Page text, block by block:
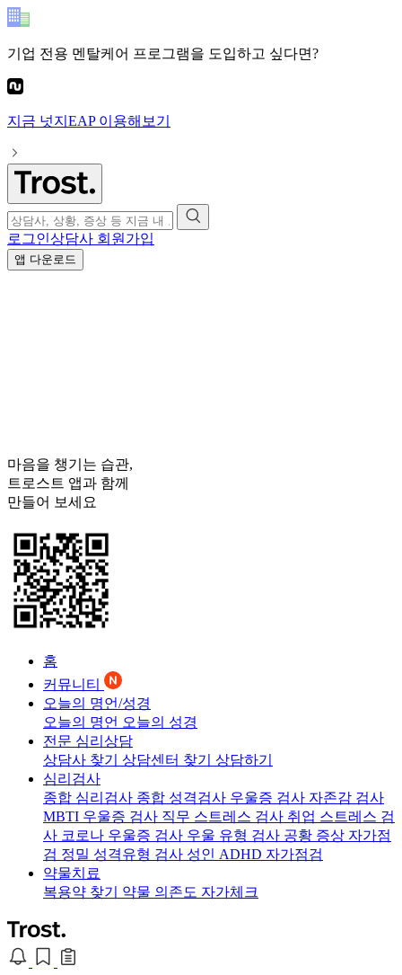
기업 전용 멘탈케어 프로그램을 도입하고 싶다면?
지금 넛지EAP이용해보기
로그인상담사 회원가입
앱 다운로드
마음을 챙기는 습관,
트로스트 앱과 함께
만들어 보세요
홈
커뮤니티
오늘의 명언/성경
오늘의 명언 오늘의 성경
전문 심리상담
상담사 찾기 상담센터 찾기 상담하기
심리검사
종합 심리검사 종합 성격검사 우울증 검사 자존감 검사
MBTI 우울증 검사 직무 스트레스 검사 취업 스트레스 검
사 코로나 우울증 검사 우울 유형 검사 공황 증상 자가점
검 정밀 성격유형 검사 성인 ADHD 자가점검
약물치료
복용약 찾기 약물 의존도 자가체크